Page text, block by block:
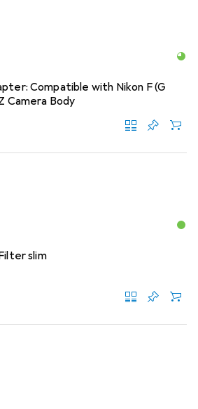
Compatible with Nikon F (G
Camera Body
slim